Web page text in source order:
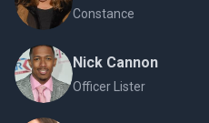
Constance
Nick Cannon
Officer Lister